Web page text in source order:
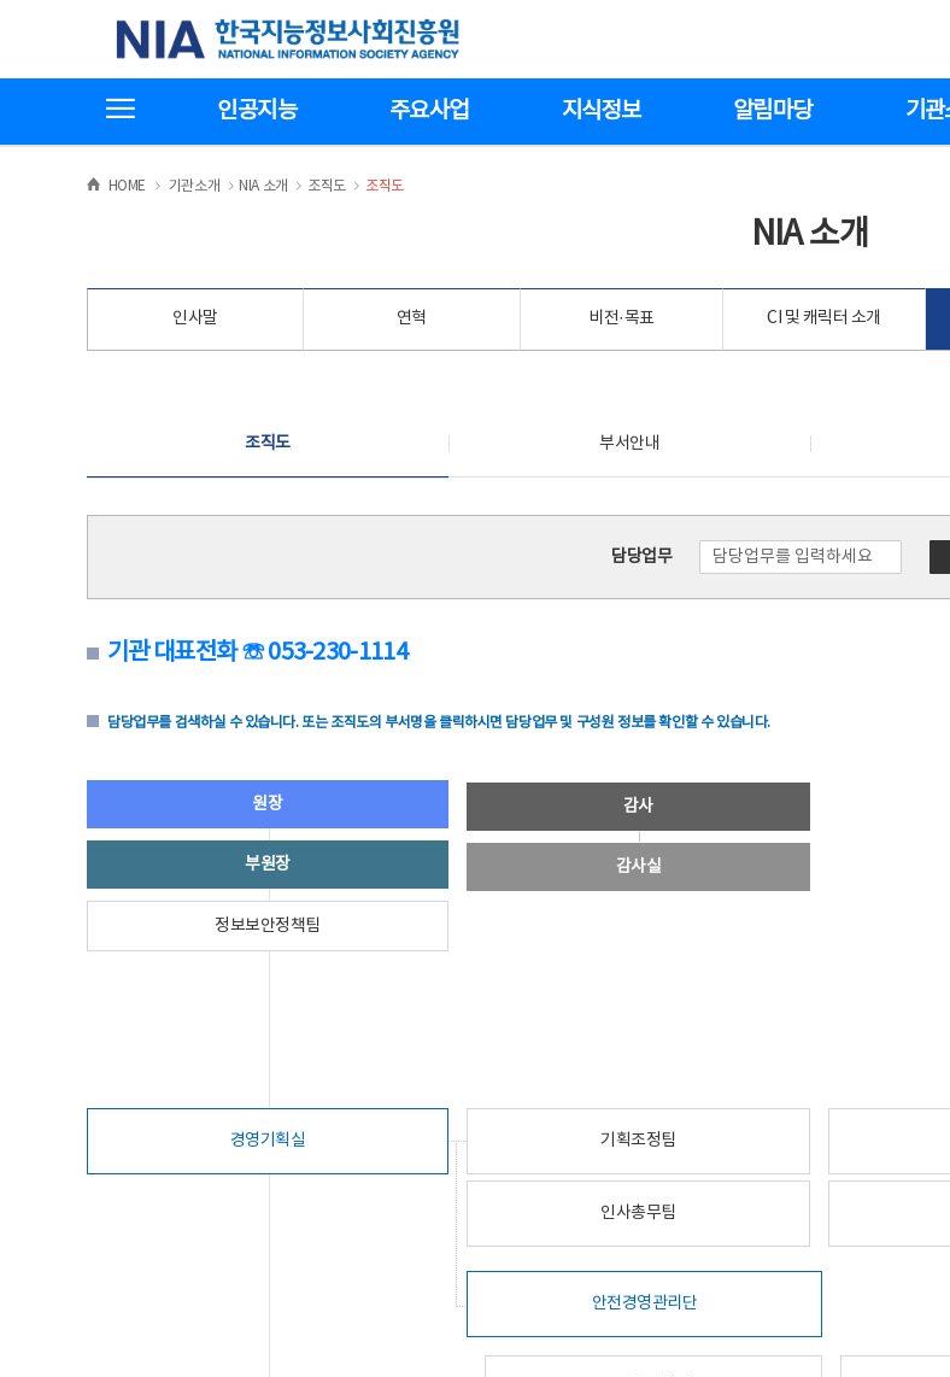
기
한국지능정보사회진흥원
인공지능 주요사업 지식정보 알림마당 기관
HOME >
기관소개 >NIA 소개 >
조직도 >
조직도
NIA 소개
인사말 연혁 비전·목표 CI 및 캐릭터 소개
조직도 부서안내
담당업무
기관 대표전화 ☏ 053-230-1114
담당업무를 검색하실 수 있습니다. 또는 조직도의 부서명을 클릭하시면 담당업무 및 구성원 정보를 확인할 수 있습니다.
원장
부원장
정보보안정책팀
감사
감사실
경영기획실 기획조정팀
인사총무팀
안전경영관리단